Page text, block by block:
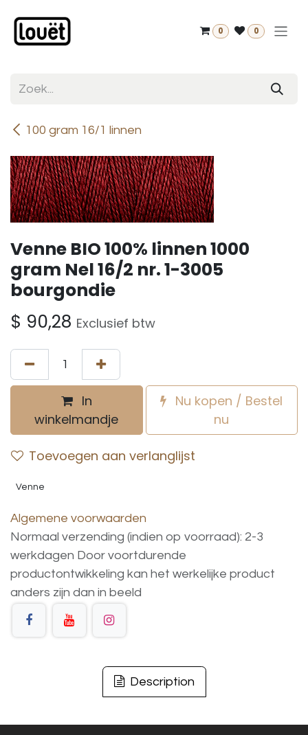
0 0
100 gram 16/1 linnen
Venne BIO 100% linnen 1000
gram Nel 16/2 nr. 1-3005
bourgondie
$ 90,28 Exclusief btw
In
winkelmandje
Nu kopen / Bestel
nu
Toevoegen aan verlanglijst
Venne
Algemene voorwaarden
Normaal verzending (indien op voorraad): 2-3
werkdagen Door voortdurende
productontwikkeling kan het werkelijke product
anders zijn dan in beeld
Description